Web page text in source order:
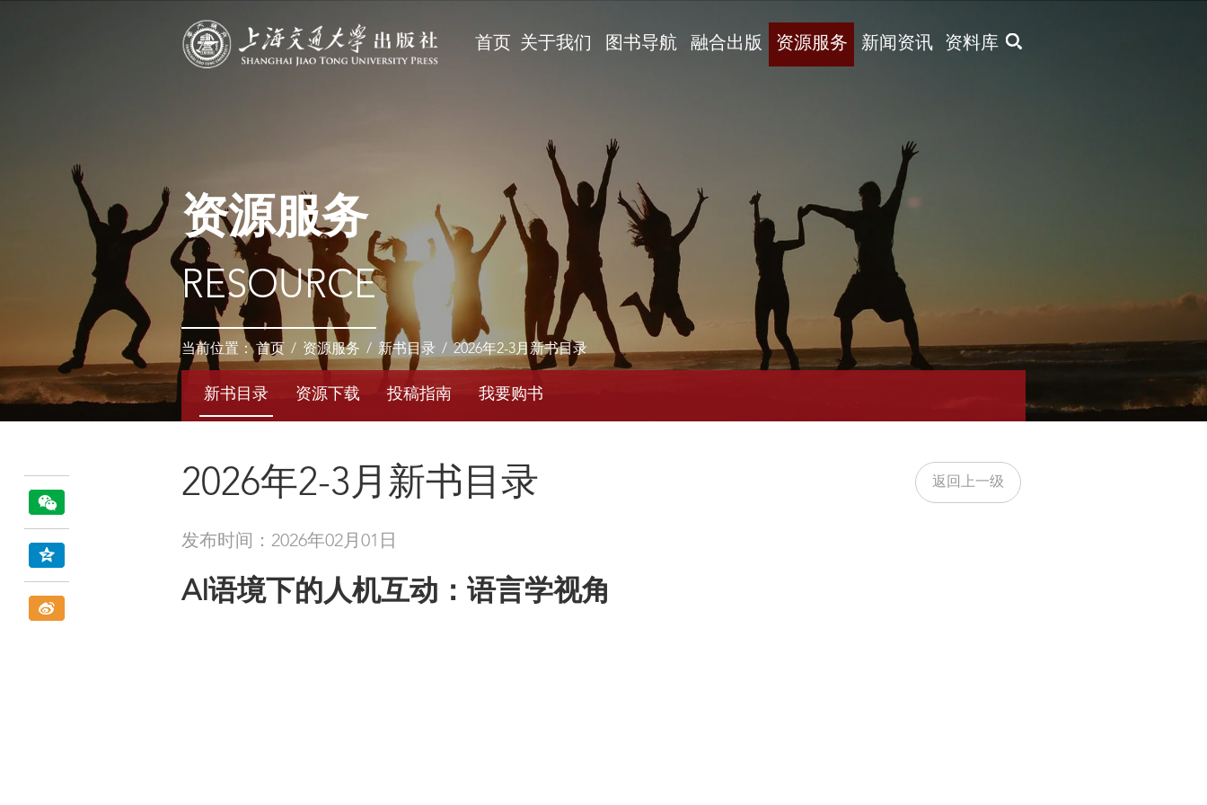
X
首页 关于我们 图书导航 融合出版 资源服务 新闻资讯 资料库
资源服务
RESOURCE
当前位置：首页 / 资源服务 / 新书目录 / 2026年2-3月新书目录
新书目录 资源下载 投稿指南 我要购书
2026年2-3月新书目录 返回上一级
发布时间：2026年02月01日
AI语境下的人机互动：语言学视角